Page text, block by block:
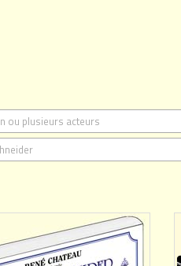
ou plusieurs acteurs
AJOUTER